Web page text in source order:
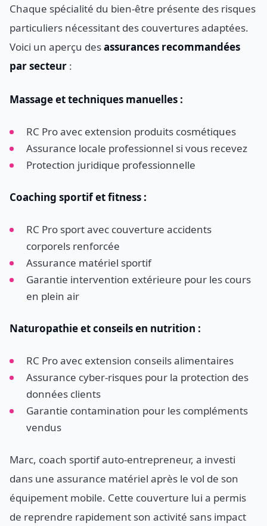
Chaque spécialité du bien-être présente des risques
particuliers nécessitant des couvertures adaptées.
Voici un aperçu desassurances recommandées
par secteur :
Massage et techniques manuelles :
RC Pro avec extension produits cosmétiques
Assurance locale professionnel si vous recevez
Protection juridique professionnelle
Coaching sportif et fitness :
RC Pro sport avec couverture accidents
corporels renforcée
Assurance matériel sportif
Garantie intervention extérieure pour les cours
en plein air
Naturopathie et conseils en nutrition :
RC Pro avec extension conseils alimentaires
Assurance cyber-risques pour la protection des
données clients
Garantie contamination pour les compléments
vendus
Marc, coach sportif auto-entrepreneur, a investi
dans une assurance matériel après le vol de son
équipement mobile. Cette couverture lui a permis
de reprendre rapidement son activité sans impact